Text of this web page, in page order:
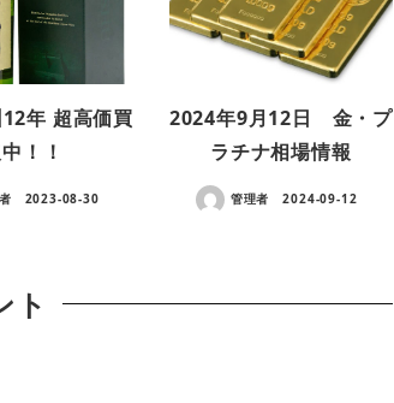
年 超高価買
！！
2023-08-30
2024年9月12日 金・プ
ラチナ相場情報
管理者 2024-09-12
ト